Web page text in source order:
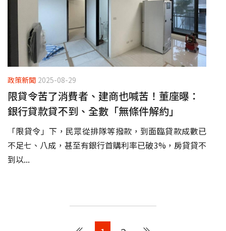
政策新聞 2025-08-29
限貸令苦了消費者、建商也喊苦！董座曝：
銀行貸款貸不到、全數「無條件解約」
「限貸令」下，民眾從排隊等撥款，到面臨貸款成數已
不足七、八成，甚至有銀行首購利率已破3%，房貸貸不
到以...